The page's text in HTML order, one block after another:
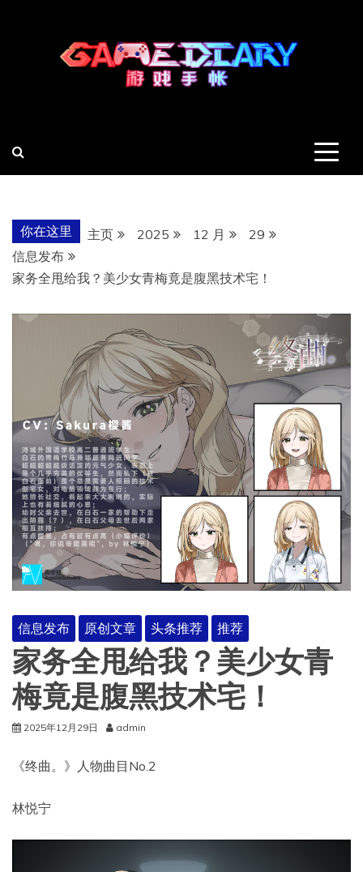
你在这里 主页 2025 12 月
29
信息发布
家务全甩给我？美少女青梅竟是腹黑技术宅！
信息发布 原创文章 头条推荐 推荐
家务全甩给我？美少女青
梅竟是腹黑技术宅！
2025年12月29日 admin
《终曲。》人物曲目No.2
林悦宁